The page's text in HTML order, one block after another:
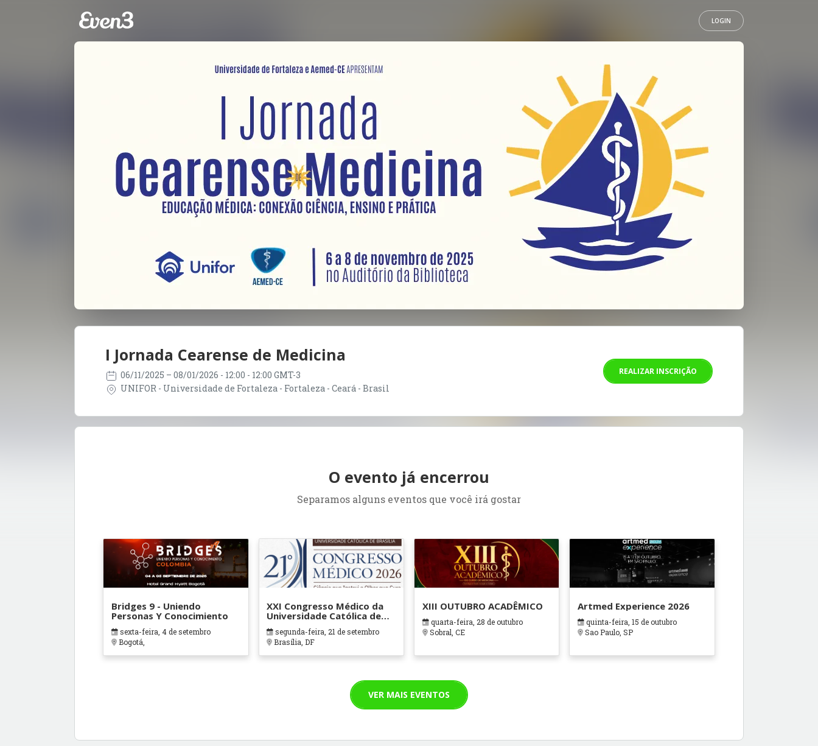
LOGIN
I Jornada Cearense de Medicina
06/11/2025 – 08/01/2026 - 12:00 - 12:00 GMT-3
UNIFOR - Universidade de Fortaleza - Fortaleza - Ceará - Brasil
REALIZAR INSCRIÇÃO
O evento já encerrou
Separamos alguns eventos que você irá gostar
Bridges 9 - Uniendo
Personas Y Conocimiento
sexta-feira, 4 de setembro
Bogotá,
XXI Congresso Médico da
Universidade Católica de
Brasília
segunda-feira, 21 de setembro
Brasília, DF
XIII OUTUBRO ACADÊMICO
quarta-feira, 28 de outubro
Sobral, CE
Artmed Experience 2026
quinta-feira, 15 de outubro
Sao Paulo, SP
VER MAIS EVENTOS